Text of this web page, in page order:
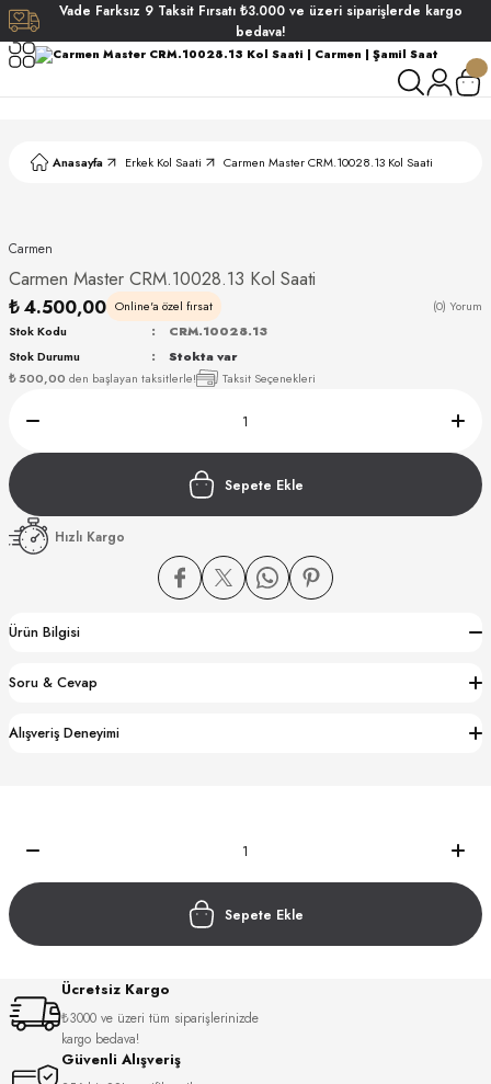
Vade Farksız 9 Taksit Fırsatı ₺3.000 ve üzeri siparişlerde kargo
bedava!
Anasayfa Erkek Kol Saati Carmen Master CRM.10028.13 Kol Saati
Carmen
Carmen Master CRM.10028.13 Kol Saati
₺ 4.500,00 Online'a özel fırsat (0) Yorum
₺ 500,00 den başlayan taksitlerle! Taksit Seçenekleri
Stok Kodu
CRM.10028.13
Stok Durumu
Stokta var
Sepete Ekle
Hızlı Kargo
Ürün Bilgisi
Soru & Cevap
Alışveriş Deneyimi
Sepete Ekle
Ücretsiz Kargo
₺3000 ve üzeri tüm siparişlerinizde
kargo bedava!
Güvenli Alışveriş